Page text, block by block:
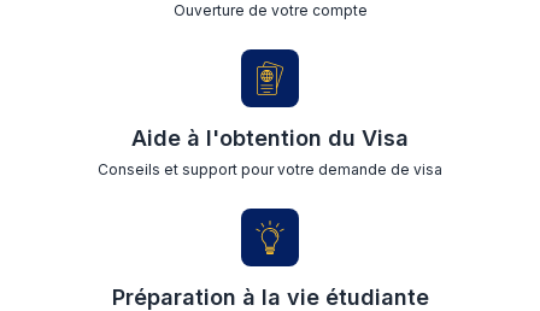
Ouverture de votre compte
Aide à l'obtention du Visa
Conseils et support pour votre demande de visa
Préparation à la vie étudiante